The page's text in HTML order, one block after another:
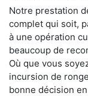
Notre prestation
complet qui soit,
à une opération
beaucoup de
Où que vous
incursion de
bonne décision